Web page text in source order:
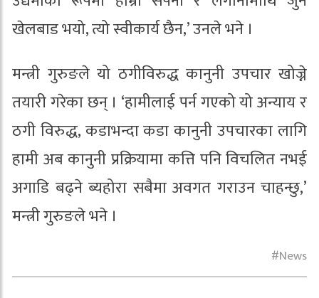
खेलबाड भयो, त्यो स्वीकार्य छैन,’ उनले भने ।
मन्त्री गुरुङले यो ठगीविरुद्ध कानुनी उपचार खोज्ने
तयारी गरेका छन् । ‘हामीलाई पर्न गएको यो अन्याय र
ठगी विरुद्ध, कडाभन्दा कडा कानुनी उपचारका लागि
हामी अब कानुनी प्रक्रियामा कत्ति पनि विचलित नभई
अगाडि बढ्ने ब्यहोरा सबैमा अवगत गराउन चाहन्छु,’
मन्त्री गुरुङले भने ।
News